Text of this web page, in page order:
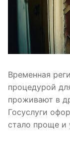
Временная
процедурой
проживают в
Госуслуги
стало проще и